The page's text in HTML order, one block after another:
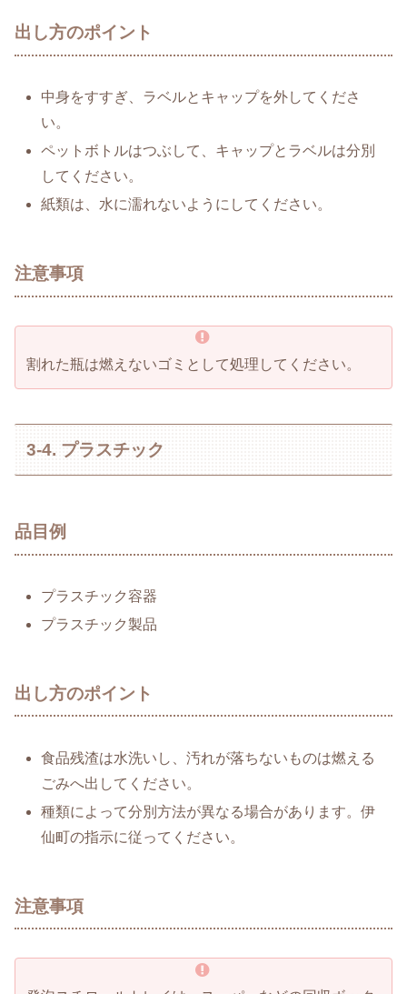
出し方のポイント
中身をすすぎ、ラベルとキャップを外してくださ
い。
ペットボトルはつぶして、キャップとラベルは分別
してください。
紙類は、水に濡れないようにしてください。
注意事項
割れた瓶は燃えないゴミとして処理してください。
3-4. プラスチック
品目例
プラスチック容器
プラスチック製品
出し方のポイント
食品残渣は水洗いし、汚れが落ちないものは燃える
ごみへ出してください。
種類によって分別方法が異なる場合があります。伊
仙町の指示に従ってください。
注意事項